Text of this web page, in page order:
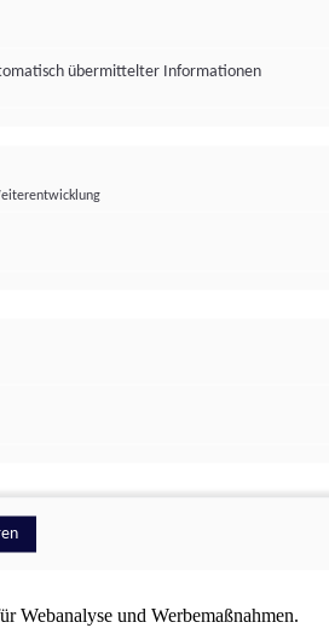
Webanalyse und Werbemaßnahmen.
übermittelter Informationen